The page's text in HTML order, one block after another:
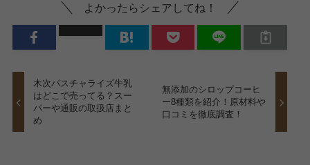
よかったらシェアしてね！
木次パスチャライズ牛乳
はどこで売ってる？スー
パーや通販の取扱店まと
め
無添加のシロップコーヒ
ー8種類を紹介！原材料や
口コミを徹底調査！